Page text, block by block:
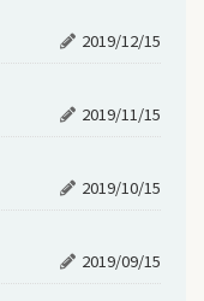
2019/12/15
2019/11/15
2019/10/15
2019/09/15